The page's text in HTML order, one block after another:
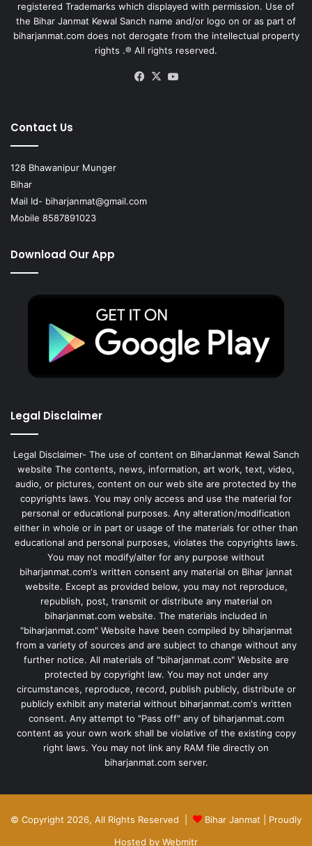
registered Trademarks which displayed with permission. Use of
the Bihar Janmat Kewal Sanch name and/or logo on or as part of
biharjanmat.com does not derogate from the intellectual property
rights .® All rights reserved.
Facebook
X
Contact Us
128 Bhawanipur Munger
Bihar
Mail Id- biharjanmat@gmail.com
Mobile 8587891023
Download Our App
Legal Disclaimer
Legal Disclaimer- The use of content on BiharJanmat Kewal Sanch
website The contents, news, information, art work, text, video,
audio, or pictures, content on our web site are protected by the
copyrights laws. You may only access and use the material for
personal or educational purposes. Any alteration/modification
either in whole or in part or usage of the materials for other than
educational and personal purposes, violates the copyrights laws.
You may not modify/alter for any purpose without
biharjanmat.com's written consent any material on Bihar jannat
website. Except as provided below, you may not reproduce,
republish, post, transmit or distribute any material on
biharjanmat.com website. The materials included in
"biharjanmat.com" Website have been compiled by biharjanmat
from a variety of sources and are subject to change without any
further notice. All materials of "biharjanmat.com" Website are
protected by copyright law. You may not under any
circumstances, reproduce, record, publish publicly, distribute or
publicly exhibit any material without biharjanmat.com's written
consent. Any attempt to "Pass off" any of biharjanmat.com
content as your own work shall be violative of the existing copy
right laws. You may not link any RAM file directly on
biharjanmat.com server.
© Copyright 2026, All Rights Reserved | Bihar Janmat | Proudly
Hosted by Webmitr